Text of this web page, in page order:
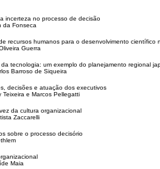
incerteza no processo de decisão
da Fonseca
recursos humanos para o desenvolvimento
Guerra
tecnologia: um exemplo do planejamento regional
Barroso de Siqueira
decisões e atuação dos executivos
Teixeira e Marcos Pellegatti
da cultura organizacional
Zaccarelli
sobre o processo decisório
Maia